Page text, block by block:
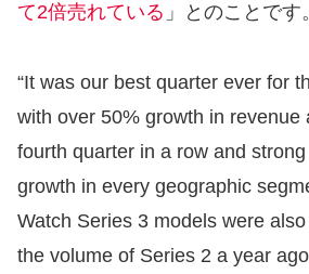
て2倍売れている 」とのことです。
“It was our best quarter ever for
with over 50% growth in revenue
fourth quarter in a row and
growth in every geographic
Watch Series 3 models were
the volume of Series 2 a year